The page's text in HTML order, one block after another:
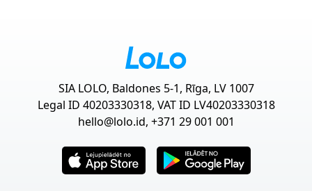
SIA LOLO, Baldones 5-1, Rīga, LV 1007
Legal ID 40203330318, VAT ID LV40203330318
hello@lolo.id, +371 29 001 001